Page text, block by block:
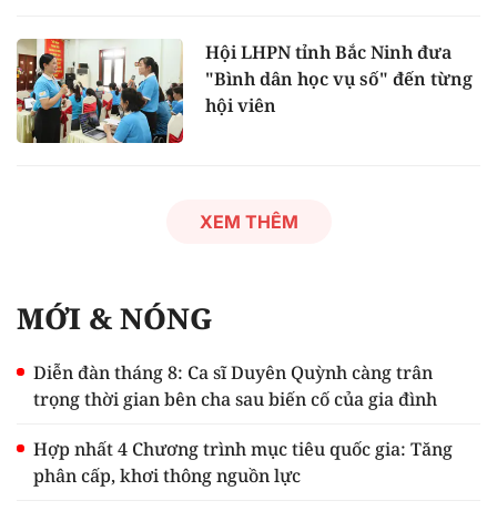
Hội LHPN tỉnh Bắc Ninh đưa
"Bình dân học vụ số" đến từng
hội viên
XEM THÊM
MỚI & NÓNG
Diễn đàn tháng 8: Ca sĩ Duyên Quỳnh càng trân
trọng thời gian bên cha sau biến cố của gia đình
Hợp nhất 4 Chương trình mục tiêu quốc gia: Tăng
phân cấp, khơi thông nguồn lực